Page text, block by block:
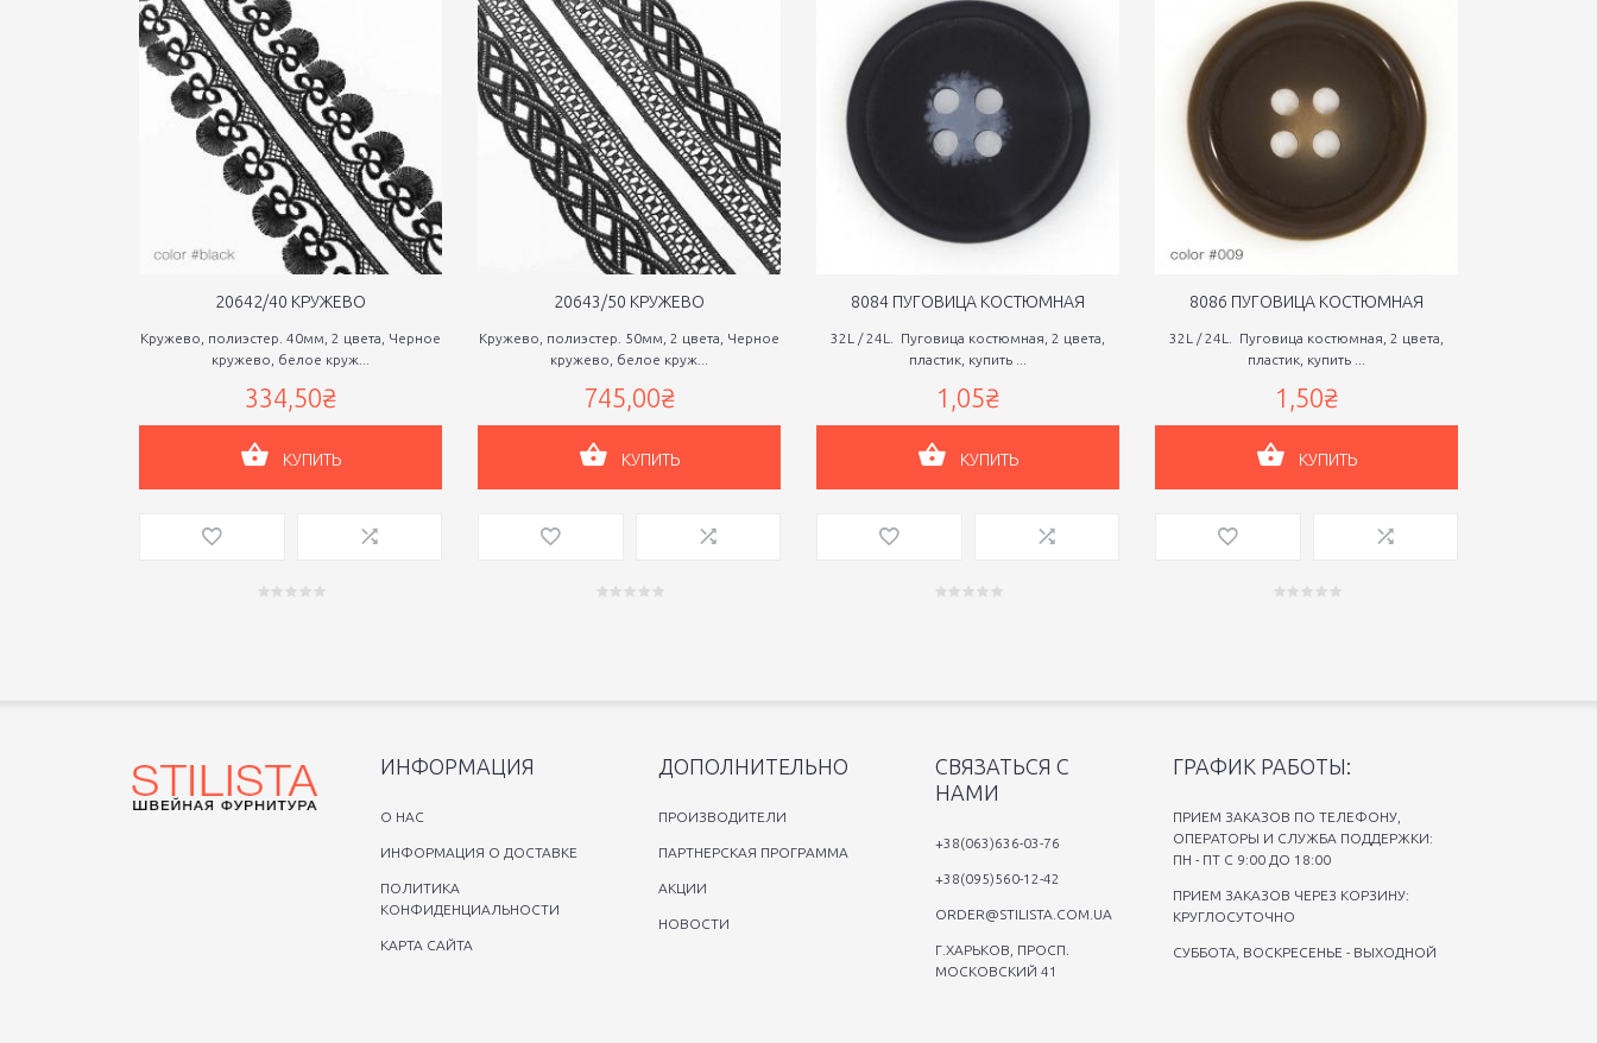
20642/40 КРУЖЕВО
Кружево, полиэстер. 40мм, 2 цвета, Черное
кружево, белое круж...
334,50₴
КУПИТЬ
20643/50 КРУЖЕВО
Кружево, полиэстер. 50мм, 2 цвета, Черное
кружево, белое круж...
745,00₴
КУПИТЬ
8084 ПУГОВИЦА КОСТЮМНАЯ
32L / 24L. Пуговица костюмная, 2 цвета,
пластик, купить ...
1,05₴
КУПИТЬ
8086 ПУГОВИЦА КОСТЮМНАЯ
32L / 24L. Пуговица костюмная, 2 цвета,
пластик, купить ...
1,50₴
КУПИТЬ
ИНФОРМАЦИЯ
O НАС
ИНФОРМАЦИЯ О ДОСТАВКЕ
ПОЛИТИКА
КОНФИДЕНЦИАЛЬНОСТИ
КАРТА САЙТА
ДОПОЛНИТЕЛЬНО
ПРОИЗВОДИТЕЛИ
ПАРТНЕРСКАЯ ПРОГРАММА
АКЦИИ
НОВОСТИ
СВЯЗАТЬСЯ С
НАМИ
+38(063)636-03-76
+38(095)560-12-42
ORDER@STILISTA.COM.UA
Г.ХАРЬКОВ, ПРОСП.
МОСКОВСКИЙ 41
ГРАФИК РАБОТЫ:
ПРИЕМ ЗАКАЗОВ ПО ТЕЛЕФОНУ,
ОПЕРАТОРЫ И СЛУЖБА ПОДДЕРЖКИ:
ПН - ПТ С 9:00 ДО 18:00
ПРИЕМ ЗАКАЗОВ ЧЕРЕЗ КОРЗИНУ:
КРУГЛОСУТОЧНО
СУББОТА, ВОСКРЕСЕНЬЕ - ВЫХОДНОЙ